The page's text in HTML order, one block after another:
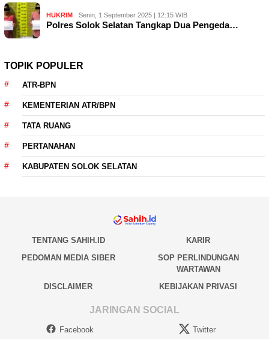
HUKRIM Senin, 1 September 2025 | 12:15 WIB
Polres Solok Selatan Tangkap Dua Pengeda…
TOPIK POPULER
ATR-BPN
KEMENTERIAN ATR/BPN
TATA RUANG
PERTANAHAN
KABUPATEN SOLOK SELATAN
TENTANG SAHIH.ID
KARIR
PEDOMAN MEDIA SIBER
SOP PERLINDUNGAN
WARTAWAN
DISCLAIMER
KEBIJAKAN PRIVASI
JARINGAN SOCIAL
Facebook Twitter